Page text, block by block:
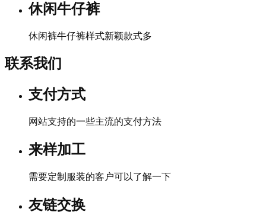
休闲牛仔裤
休闲裤牛仔裤样式新颖款式多
联系我们
支付方式
网站支持的一些主流的支付方法
来样加工
需要定制服装的客户可以了解一下
友链交换